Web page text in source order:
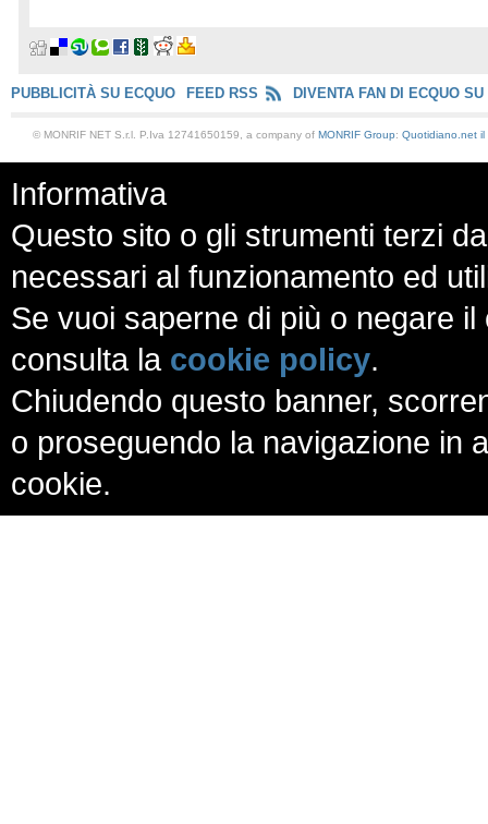
PUBBLICITÀ SU ECQUO FEED RSS DIVENTA FAN DI ECQUO SU
© MONRIF NET S.r.l. P.Iva 12741650159, a company of MONRIF Group: Quotidiano.net il
Informativa
Questo sito o gli strumenti terzi
necessari al funzionamento ed
Se vuoi saperne di più o negare
consulta la cookie policy.
Chiudendo questo banner,
o proseguendo la navigazione in
cookie.